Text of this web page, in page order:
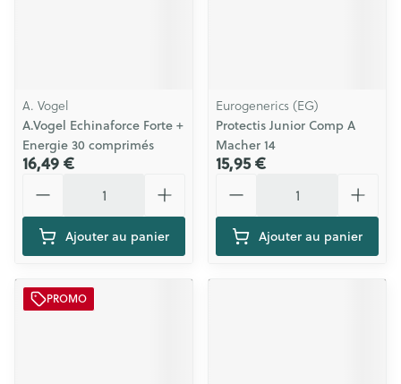
A. Vogel
A.Vogel Echinaforce Forte +
Energie 30 comprimés
16,49 €
Ajouter au panier
Eurogenerics (EG)
Protectis Junior Comp A
Macher 14
15,95 €
Ajouter au panier
PROMO